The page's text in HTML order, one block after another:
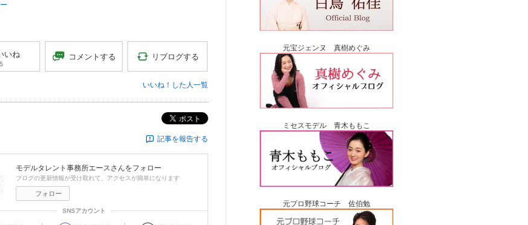
いね コメントする リブログする
いいね！した人一覧
ポスト
記事を報告する
モデルタレント事務所エースさんをフォロー
ブログの更新情報が受け取れて、アクセスが簡単になります
フォロー
SNSアカウント
元宝ジェンヌ 真樹めぐみ
ミセスモデル 青木ももこ
元プロ野球コーチ 佐伯勉